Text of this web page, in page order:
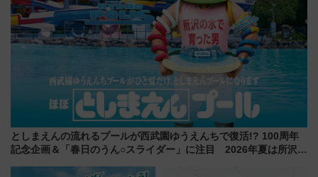
としまえんの流れるプールが西武園ゆうえんちで復活!? 100周年
記念企画＆「春日のうん○スライダー」に注目 2026年夏は所沢へ